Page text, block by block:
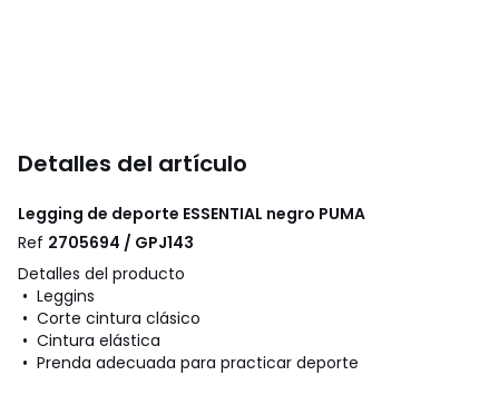
Detalles del artículo
Legging de deporte ESSENTIAL negro PUMA
Ref 2705694 / GPJ143
Detalles del producto
• Leggins
• Corte cintura clásico
• Cintura elástica
• Prenda adecuada para practicar deporte